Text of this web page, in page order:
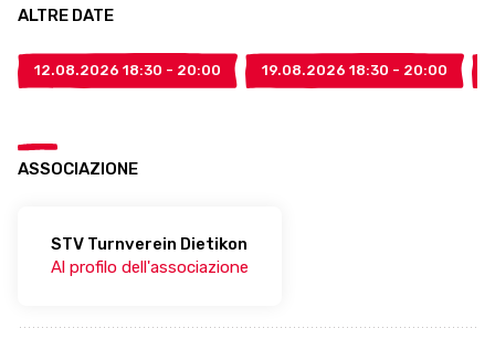
ALTRE DATE
12.08.2026 18:30 - 20:00 19.08.2026 18:30 - 20:00
ASSOCIAZIONE
STV Turnverein Dietikon
Al profilo dell'associazione